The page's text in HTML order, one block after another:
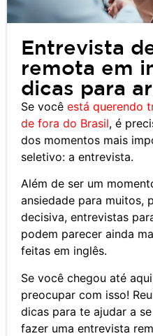
Entrevista
remota em
dicas para
Se você está querendo
de fora do Brasil, é
dos momentos mais
seletivo: a entrevista.
Além de ser um
ansiedade para muitos,
decisiva, entrevistas
podem parecer ainda
feitas em inglês.
Se você chegou até
preocupar com isso!
dicas para te ajudar a
fazer uma entrevista